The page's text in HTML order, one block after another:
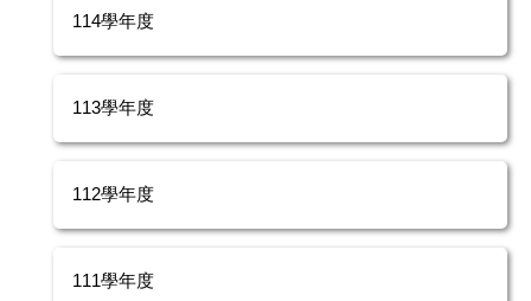
114學年度
113學年度
112學年度
111學年度